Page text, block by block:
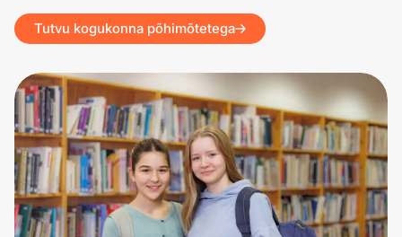
Tutvu kogukonna põhimõtetega